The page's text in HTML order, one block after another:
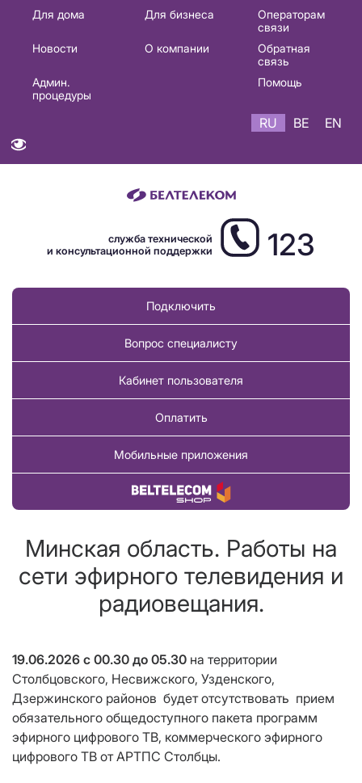
Основная
навигация
Для дома Для бизнеса
Операторам
связи
Новости
О компании
Обратная
связь
Админ.
процедуры
Помощь
RU BE EN
служба технической
и консультационной поддержки
123
Подключить
Вопрос специалисту
Кабинет пользователя
Оплатить
Мобильные приложения
Купить товар
Минская область. Работы на
сети эфирного телевидения и
радиовещания.
19.06.2026 с 00.30 до 05.30 на территории
Столбцовского, Несвижского, Узденского,
Дзержинского районов будет отсутствовать прием
обязательного общедоступного пакета программ
эфирного цифрового ТВ, коммерческого эфирного
цифрового ТВ от АРТПС Столбцы.